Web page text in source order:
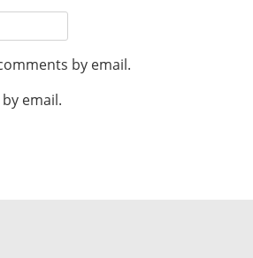
by email.
email.